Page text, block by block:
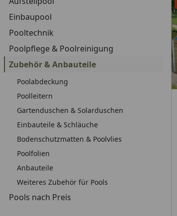
Einbaupool
Pooltechnik
Poolpflege & Poolreinigung
Zubehör & Anbauteile
Poolabdeckung
Poolleitern
Gartenduschen & Solarduschen
Einbauteile & Schläuche
Bodenschutzmatten & Poolvlies
Poolfolien
Anbauteile
Weiteres Zubehör für Pools
Pools nach Preis